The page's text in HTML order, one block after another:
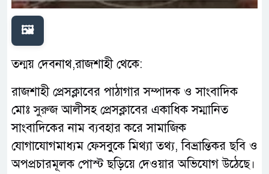
🖼️
তন্ময় দেবনাথ,রাজশাহী থেকে:
রাজশাহী প্রেসক্লাবের পাঠাগার সম্পাদক ও সাংবাদিক
মোঃ সুরুজ আলীসহ প্রেসক্লাবের একাধিক সম্মানিত
সাংবাদিকের নাম ব্যবহার করে সামাজিক
যোগাযোগমাধ্যম ফেসবুকে মিথ্যা তথ্য, বিভ্রান্তিকর ছবি ও
অপপ্রচারমূলক পোস্ট ছড়িয়ে দেওয়ার অভিযোগ উঠেছে।